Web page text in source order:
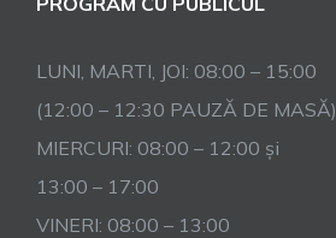
LUNI, MARTI, JOI: 08:00 – 15:00
(12:00 – 12:30 PAUZĂ DE MASĂ)
MIERCURI: 08:00 – 12:00 și
13:00 – 17:00
VINERI: 08:00 – 13:00